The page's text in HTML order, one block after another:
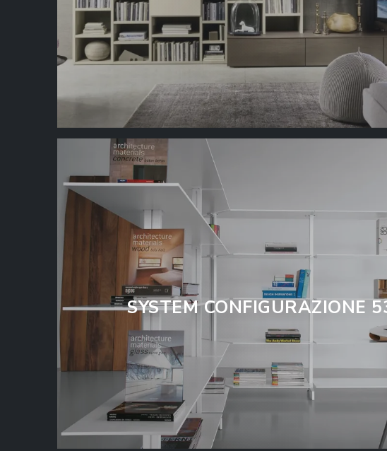
SYSTEM CONFIGURAZIONE